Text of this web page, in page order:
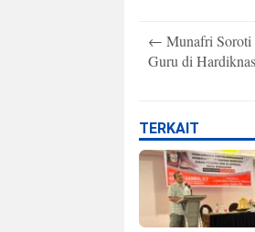
navigation
← Munafri Soroti
Guru di
TERKAIT